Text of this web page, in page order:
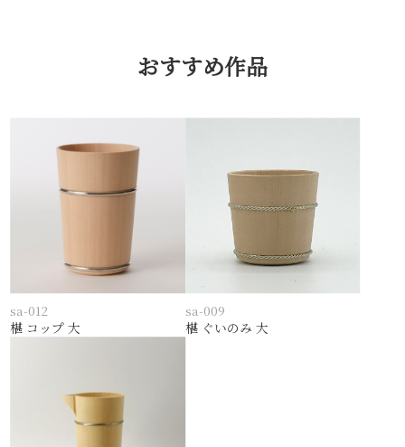
おすすめ作品
sa-012
椹 コップ 大
sa-009
椹 ぐいのみ 大